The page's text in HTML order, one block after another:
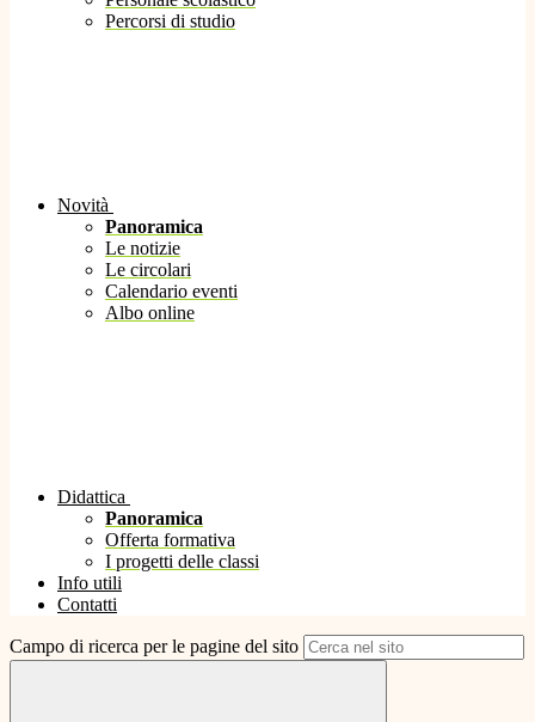
Percorsi di studio
Novità
Panoramica
Le notizie
Le circolari
Calendario eventi
Albo online
Didattica
Panoramica
Offerta formativa
I progetti delle classi
Info utili
Contatti
Campo di ricerca per le pagine del sito